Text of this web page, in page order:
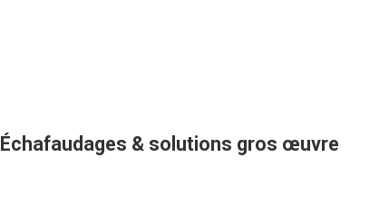
Échafaudages & solutions gros œuvre